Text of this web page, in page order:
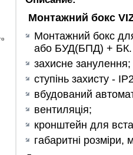
Монтажний бокс
Монтажний бокс
або БУД(БПД) + БК.
захисне занулення;
ступінь захисту -
вбудований
вентиляція;
кронштейн для
габаритні